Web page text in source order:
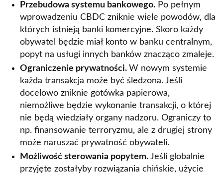
Przebudowa systemu bankowego. Po pełnym
wprowadzeniu CBDC zniknie wiele powodów, dla
których istnieją banki komercyjne. Skoro każdy
obywatel będzie miał konto w banku centralnym,
popyt na usługi innych banków znacząco zmaleje.
Ograniczenie prywatności. W nowym systemie
każda transakcja może być śledzona. Jeśli
docelowo zniknie gotówka papierowa,
niemożliwe będzie wykonanie transakcji, o której
nie będą wiedziały organy nadzoru. Ograniczy to
np. finansowanie terroryzmu, ale z drugiej strony
może naruszać prywatność obywateli.
Możliwość sterowania popytem. Jeśli globalnie
przyjęte zostałyby rozwiązania chińskie, użycie